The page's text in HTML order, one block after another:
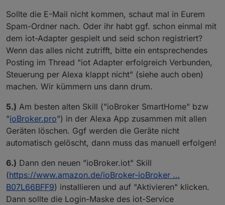
Sollte die E-Mail nicht kommen, schaut mal in Eurem
Spam-Ordner nach. Oder ihr habt ggf. schon einmal mit
dem iot-Adapter gespielt und seid schon registriert?
Wenn das alles nicht zutrifft, bitte ein entsprechendes
Posting im Thread "iot Adapter erfolgreich Verbunden,
Steuerung per Alexa klappt nicht" (siehe auch oben)
machen. Wir kümmern uns dann drum.
5.) Am besten alten Skill ("ioBroker SmartHome" bzw
"ioBroker.pro") in der Alexa App zusammen mit allen
Geräten löschen. Ggf werden die Geräte nicht
automatisch gelöscht, dann muss das manuell erfolgen!
6.) Dann den neuen "ioBroker.iot" Skill
(https://www.amazon.de/ioBroker-ioBroker …
B07L66BFF9) installieren und auf "Aktivieren" klicken.
Dann sollte die Login-Maske des iot-Service